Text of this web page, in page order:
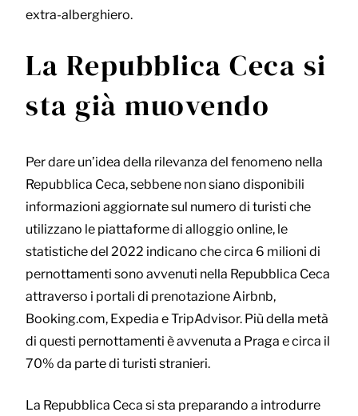
extra-alberghiero.
La Repubblica Ceca si
sta già muovendo
Per dare un’idea della rilevanza del fenomeno nella
Repubblica Ceca, sebbene non siano disponibili
informazioni aggiornate sul numero di turisti che
utilizzano le piattaforme di alloggio online, le
statistiche del 2022 indicano che circa 6 milioni di
pernottamenti sono avvenuti nella Repubblica Ceca
attraverso i portali di prenotazione Airbnb,
Booking.com, Expedia e TripAdvisor. Più della metà
di questi pernottamenti è avvenuta a Praga e circa il
70% da parte di turisti stranieri.
La Repubblica Ceca si sta preparando a introdurre